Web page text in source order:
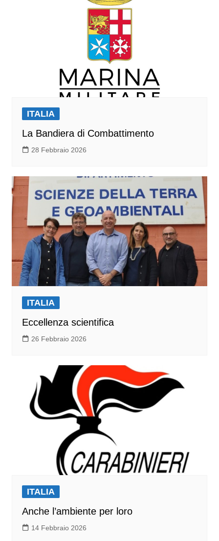
ITALIA
La Bandiera di Combattimento
28 Febbraio 2026
ITALIA
Eccellenza scientifica
26 Febbraio 2026
ITALIA
Anche l’ambiente per loro
14 Febbraio 2026